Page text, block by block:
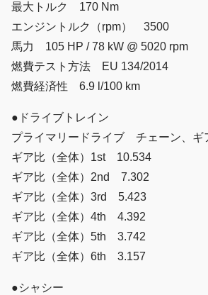
最大トルク 170 Nm
エンジントルク（rpm） 3500
馬力 105 HP / 78 kW @ 5020 rpm
燃費テスト方法 EU 134/2014
燃費経済性 6.9 l/100 km
●ドライブトレイン
プライマリードライブ チェーン、ギ
ギア比（全体）1st 10.534
ギア比（全体）2nd 7.302
ギア比（全体）3rd 5.423
ギア比（全体）4th 4.392
ギア比（全体）5th 3.742
ギア比（全体）6th 3.157
●シャシー